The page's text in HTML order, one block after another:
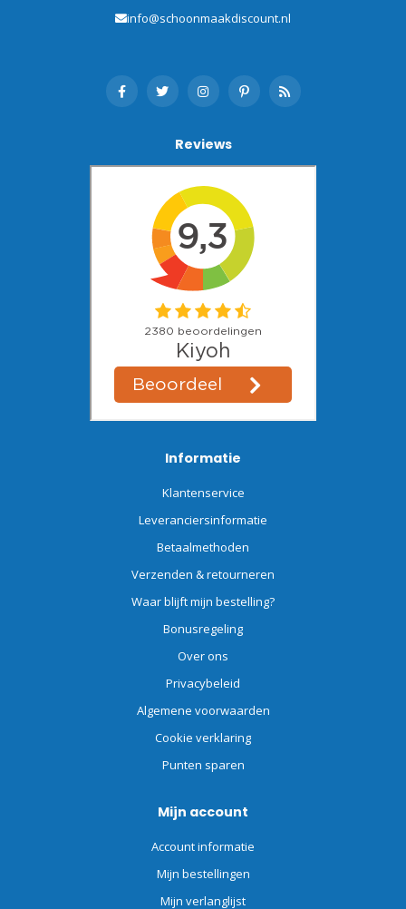
info@schoonmaakdiscount.nl
Reviews
Informatie
Klantenservice
Leveranciersinformatie
Betaalmethoden
Verzenden & retourneren
Waar blijft mijn bestelling?
Bonusregeling
Over ons
Privacybeleid
Algemene voorwaarden
Cookie verklaring
Punten sparen
Mijn account
Account informatie
Mijn bestellingen
Mijn verlanglijst